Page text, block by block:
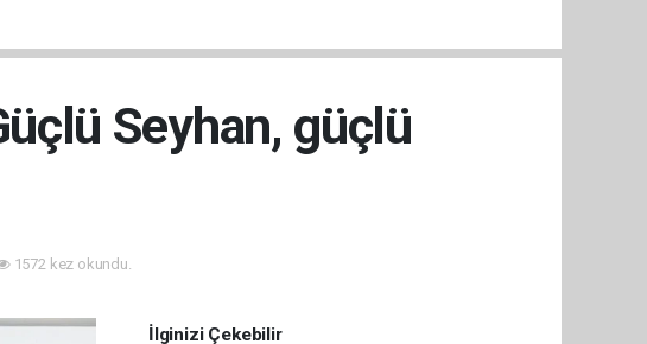
Seyhan, güçlü
1572 kez okundu.
İlginizi Çekebilir